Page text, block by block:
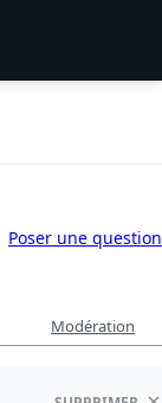
Poser une question
Modération